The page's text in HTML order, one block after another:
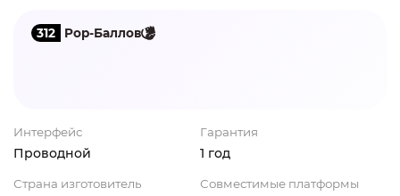
312 Pop-Баллов
Интерфейс
Проводной
Гарантия
1 год
Страна изготовитель Совместимые платформы